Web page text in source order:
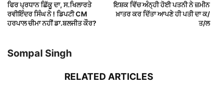
ਫਿਰ ਪ੍ਰਧਾਨ ਛਿੱਕੂ ਦਾ, ਸ.ਖਿਲਾਰਤੇ
ਰਵੀਇੰਦਰ ਸਿੰਘ ਨੇ ! ਡਿਪਟੀ CM
ਹਰਪਾਲ ਚੀਮਾ ਨਹੀਂ ਡਾ.ਬਲਜੀਤ ਕੌਰ?
ਇਸ਼ਕ ਵਿੱਚ ਅੰਨ੍ਹੀ ਹੋਈ ਪਤਨੀ ਨੇ ਜ਼ਮੀਨ
ਖ਼ਾਤਰ ਕਰ ਦਿੱਤਾ ਆਪਣੇ ਹੀ ਪਤੀ ਦਾ ਕ/
ਤ/ਲ
Sompal Singh
RELATED ARTICLES